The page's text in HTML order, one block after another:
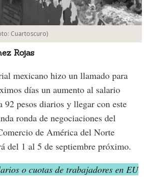
Cuartoscuro)
Rojas
mexicano hizo un llamado para
días un aumento al salario
92 pesos diarios y llegar con este
ronda de negociaciones del
de América del Norte
del 1 al 5 de septiembre próximo.
o cuotas de trabajadores en EU